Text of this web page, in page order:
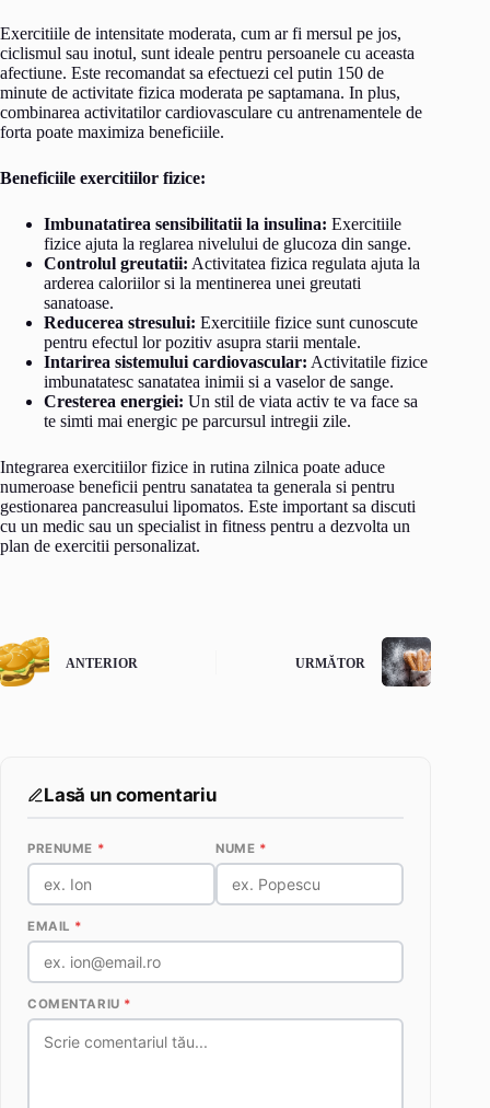
Exercitiile de intensitate moderata, cum ar fi mersul pe jos,
ciclismul sau inotul, sunt ideale pentru persoanele cu aceasta
afectiune. Este recomandat sa efectuezi cel putin 150 de
minute de activitate fizica moderata pe saptamana. In plus,
combinarea activitatilor cardiovasculare cu antrenamentele de
forta poate maximiza beneficiile.
Beneficiile exercitiilor fizice:
Imbunatatirea sensibilitatii la insulina: Exercitiile
fizice ajuta la reglarea nivelului de glucoza din sange.
Controlul greutatii: Activitatea fizica regulata ajuta la
arderea caloriilor si la mentinerea unei greutati
sanatoase.
Reducerea stresului: Exercitiile fizice sunt cunoscute
pentru efectul lor pozitiv asupra starii mentale.
Intarirea sistemului cardiovascular: Activitatile fizice
imbunatatesc sanatatea inimii si a vaselor de sange.
Cresterea energiei: Un stil de viata activ te va face sa
te simti mai energic pe parcursul intregii zile.
Integrarea exercitiilor fizice in rutina zilnica poate aduce
numeroase beneficii pentru sanatatea ta generala si pentru
gestionarea pancreasului lipomatos. Este important sa discuti
cu un medic sau un specialist in fitness pentru a dezvolta un
plan de exercitii personalizat.
ANTERIOR URMĂTOR
Lasă un comentariu
PRENUME * NUME *
EMAIL *
COMENTARIU *